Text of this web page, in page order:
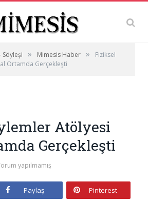
Söyleşi » Mimesis Haber »
Fiziksel
Ortamda Gerçekleşti
Atölyesi
Gerçekleşti
yapılmamış
Paylaş Pinterest